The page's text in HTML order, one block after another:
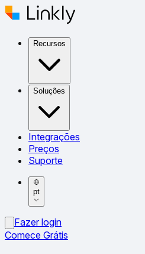
Recursos
Soluções
Integrações
Preços
Suporte
pt
Fazer login
Comece Grátis